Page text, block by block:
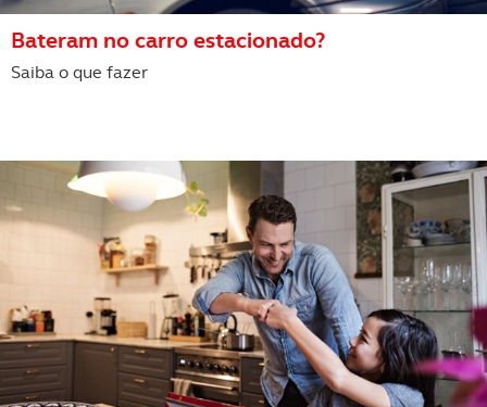
Bateram no carro estacionado?
Saiba o que fazer